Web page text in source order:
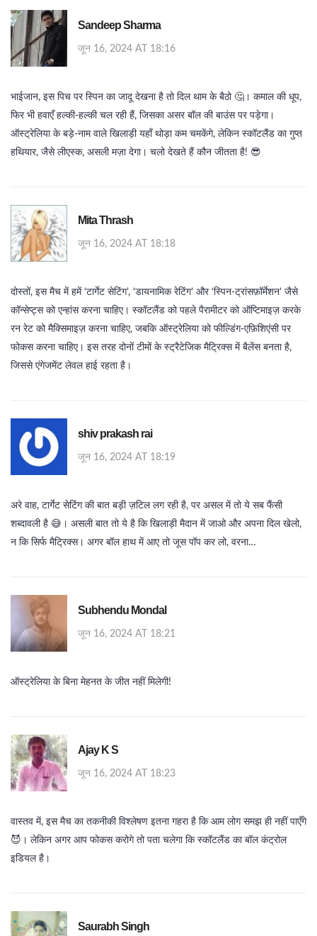
Sandeep Sharma
जून 16, 2024 AT 18:16
भाईजान, इस पिच पर स्पिन का जादू देखना है तो दिल थाम के बैठो 🤔। कमाल की धूप,
फिर भी हवाएँ हल्की-हल्की चल रही हैं, जिसका असर बॉल की बाउंस पर पड़ेगा।
ऑस्ट्रेलिया के बड़े‑नाम वाले खिलाड़ी यहाँ थोड़ा कम चमकेंगे, लेकिन स्कॉटलैंड का गुप्त
हथियार, जैसे लीएस्क, असली मज़ा देगा। चलो देखते हैं कौन जीतता है! 😎
Mita Thrash
जून 16, 2024 AT 18:18
दोस्तों, इस मैच में हमें ‘टार्गेट सेटिंग’, ‘डायनामिक रेटिंग’ और ‘स्पिन‑ट्रांसफ़ॉर्मेशन’ जैसे
कॉन्सेप्ट्स को एन्हांस करना चाहिए। स्कॉटलैंड को पहले पैरामीटर को ऑप्टिमाइज़ करके
रन रेट को मैक्सिमाइज़ करना चाहिए, जबकि ऑस्ट्रेलिया को फील्डिंग‑एफ़िशिएंसी पर
फोकस करना चाहिए। इस तरह दोनों टीमों के स्ट्रैटेजिक मैट्रिक्स में बैलेंस बनता है,
जिससे एंगेजमेंट लेवल हाई रहता है।
shiv prakash rai
जून 16, 2024 AT 18:19
अरे वाह, टार्गेट सेटिंग की बात बड़ी ज़टिल लग रही है, पर असल में तो ये सब फैंसी
शब्दावली है 😅। असली बात तो ये है कि खिलाड़ी मैदान में जाओ और अपना दिल खेलो,
न कि सिर्फ मैट्रिक्स। अगर बॉल हाथ में आए तो जूस पॉप कर लो, वरना…
Subhendu Mondal
जून 16, 2024 AT 18:21
ऑस्ट्रेलिया के बिना मेहनत के जीत नहीं मिलेगी!
Ajay K S
जून 16, 2024 AT 18:23
वास्तव में, इस मैच का तकनीकी विश्लेषण इतना गहरा है कि आम लोग समझ ही नहीं पाएँगे
😈। लेकिन अगर आप फोकस करोगे तो पता चलेगा कि स्कॉटलैंड का बॉल कंट्रोल
इडियल है।
Saurabh Singh